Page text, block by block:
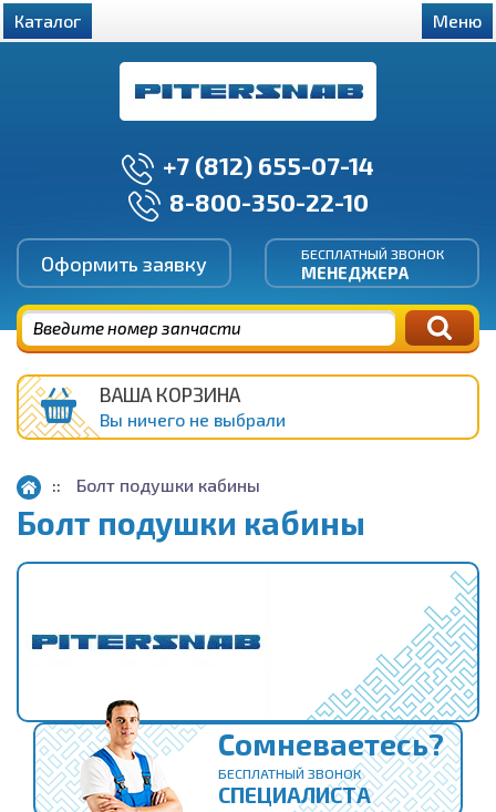
+7 (812) 655-07-14
8-800-350-22-10
Оформить заявку БЕСПЛАТНЫЙ ЗВОНОК
МЕНЕДЖЕРА
Каталог Меню
ВАША КОРЗИНА
Вы ничего не выбрали
Болт подушки кабины
Болт подушки кабины
Сомневаетесь?
БЕСПЛАТНЫЙ ЗВОНОК
СПЕЦИАЛИСТА